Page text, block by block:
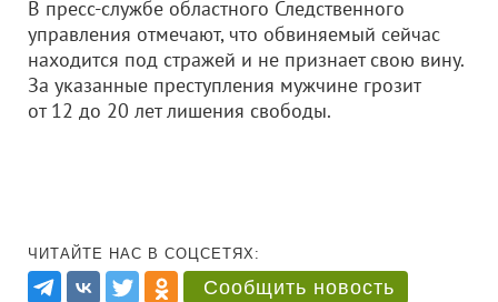
В пресс-службе областного Следственного
управления отмечают, что обвиняемый сейчас
находится под стражей и не признает свою вину.
За указанные преступления мужчине грозит
от 12 до 20 лет лишения свободы.
ЧИТАЙТЕ НАС В СОЦСЕТЯХ:
Сообщить новость